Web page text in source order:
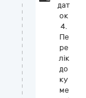
дат
ок
4.
Пе
ре
лік
до
ку
ме